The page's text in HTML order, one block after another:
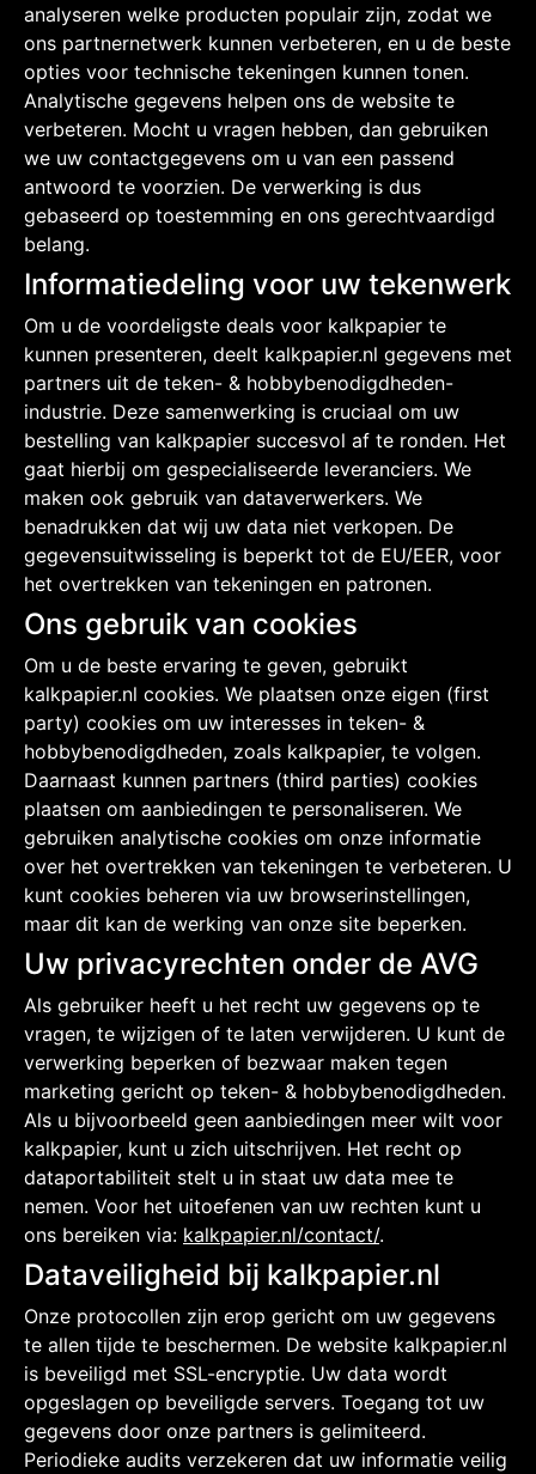
analyseren welke producten populair zijn, zodat we
ons partnernetwerk kunnen verbeteren, en u de beste
opties voor technische tekeningen kunnen tonen.
Analytische gegevens helpen ons de website te
verbeteren. Mocht u vragen hebben, dan gebruiken
we uw contactgegevens om u van een passend
antwoord te voorzien. De verwerking is dus
gebaseerd op toestemming en ons gerechtvaardigd
belang.
Informatiedeling voor uw tekenwerk
Om u de voordeligste deals voor kalkpapier te
kunnen presenteren, deelt kalkpapier.nl gegevens met
partners uit de teken- & hobbybenodigdheden-
industrie. Deze samenwerking is cruciaal om uw
bestelling van kalkpapier succesvol af te ronden. Het
gaat hierbij om gespecialiseerde leveranciers. We
maken ook gebruik van dataverwerkers. We
benadrukken dat wij uw data niet verkopen. De
gegevensuitwisseling is beperkt tot de EU/EER, voor
het overtrekken van tekeningen en patronen.
Ons gebruik van cookies
Om u de beste ervaring te geven, gebruikt
kalkpapier.nl cookies. We plaatsen onze eigen (first
party) cookies om uw interesses in teken- &
hobbybenodigdheden, zoals kalkpapier, te volgen.
Daarnaast kunnen partners (third parties) cookies
plaatsen om aanbiedingen te personaliseren. We
gebruiken analytische cookies om onze informatie
over het overtrekken van tekeningen te verbeteren. U
kunt cookies beheren via uw browserinstellingen,
maar dit kan de werking van onze site beperken.
Uw privacyrechten onder de AVG
Als gebruiker heeft u het recht uw gegevens op te
vragen, te wijzigen of te laten verwijderen. U kunt de
verwerking beperken of bezwaar maken tegen
marketing gericht op teken- & hobbybenodigdheden.
Als u bijvoorbeeld geen aanbiedingen meer wilt voor
kalkpapier, kunt u zich uitschrijven. Het recht op
dataportabiliteit stelt u in staat uw data mee te
nemen. Voor het uitoefenen van uw rechten kunt u
ons bereiken via: kalkpapier.nl/contact/.
Dataveiligheid bij kalkpapier.nl
Onze protocollen zijn erop gericht om uw gegevens
te allen tijde te beschermen. De website kalkpapier.nl
is beveiligd met SSL-encryptie. Uw data wordt
opgeslagen op beveiligde servers. Toegang tot uw
gegevens door onze partners is gelimiteerd.
Periodieke audits verzekeren dat uw informatie veilig